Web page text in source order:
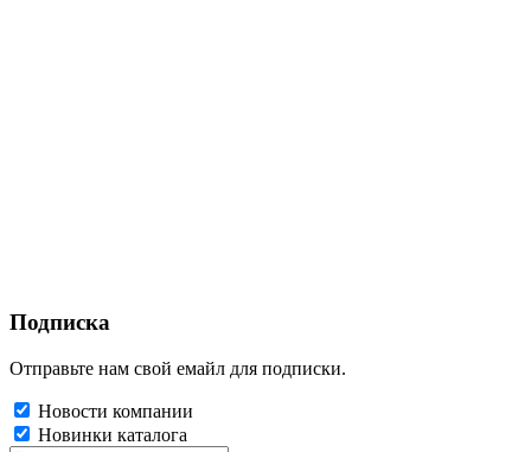
Подписка
Отправьте нам свой емайл для подписки.
Новости компании
Новинки каталога